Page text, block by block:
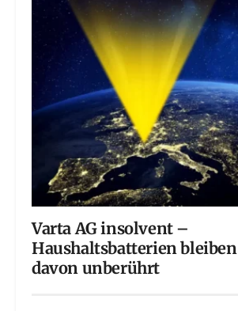
Varta AG insolvent –
Haushaltsbatterien bleiben
davon unberührt